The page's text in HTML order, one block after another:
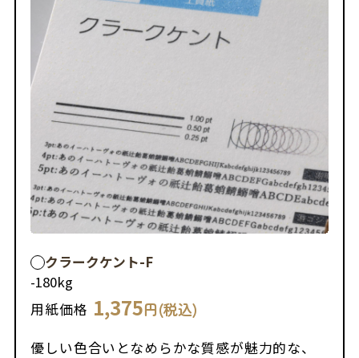
クラークケント-F
-180kg
用紙価格 1,375円(税込)
優しい色合いとなめらかな質感が魅力的な、